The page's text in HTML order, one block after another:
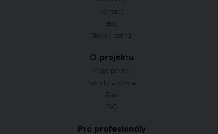
Kontakt
Blog
Slovník pojmů
O projektu
Mapa pokrytí
Novinky z vývoje
Tým
FAQ
Pro profesionály